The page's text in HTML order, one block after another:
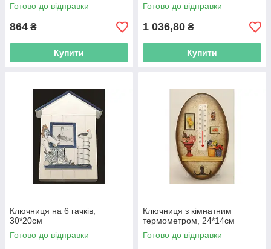
Готово до відправки
864 ₴
Купити
Готово до відправки
1 036,80 ₴
Купити
Ключниця на 6 гачків,
30*20см
Готово до відправки
Ключниця з кімнатним
термометром, 24*14см
Готово до відправки